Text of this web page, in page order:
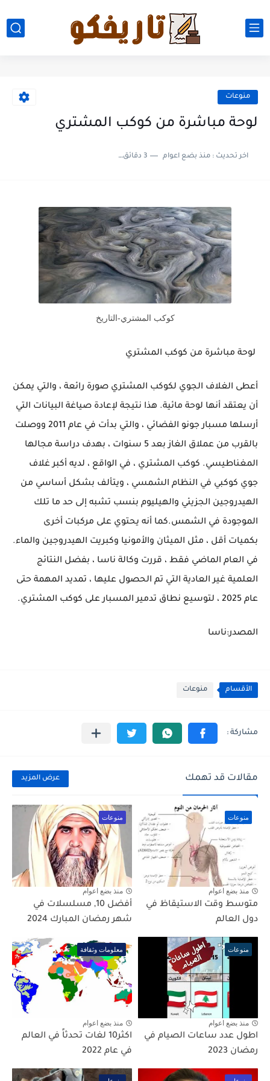
منوعات
لوحة مباشرة من كوكب المشتري
اخر تحديث :منذ بضع اعوام 3 دقائق للقراءة
كوكب المشتري-التاريخ
لوحة مباشرة من كوكب المشتري
أعطى الغلاف الجوي لكوكب المشتري صورة رائعة ، والتي يمكن
أن يعتقد أنها لوحة مائية. هذا نتيجة لإعادة صياغة البيانات التي
أرسلها مسبار جونو الفضائي ، والتي بدأت في عام 2011 ووصلت
بالقرب من عملاق الغاز بعد 5 سنوات ، بهدف دراسة مجالها
المغناطيسي. كوكب المشتري ، في الواقع ، لديه أكبر غلاف
جوي كوكبي في النظام الشمسي ، ويتألف بشكل أساسي من
الهيدروجين الجزيئي والهيليوم بنسب تشبه إلى حد ما تلك
الموجودة في الشمس.كما أنه يحتوي على مركبات أخرى
بكميات أقل ، مثل الميثان والأمونيا وكبريت الهيدروجين والماء.
في العام الماضي فقط ، قررت وكالة ناسا ، بفضل النتائج
العلمية غير العادية التي تم الحصول عليها ، تمديد المهمة حتى
عام 2025 ، لتوسيع نطاق تدمير المسبار على كوكب المشتري.
المصدر:ناسا
الأقسام منوعات
مقالات قد تهمك عرض المزيد
منوعات
منذ بضع اعوام
متوسط وقت الاستيقاظ في
دول العالم
منوعات
منذ بضع اعوام
أفضل 10, مسلسلات في
شهر رمضان المبارك 2024
منوعات
منذ بضع اعوام
اطول عدد ساعات الصيام في
رمضان 2023
معلومات وثقافة
منذ بضع اعوام
اكثر10 لغات تحدثاً في العالم
في عام 2022